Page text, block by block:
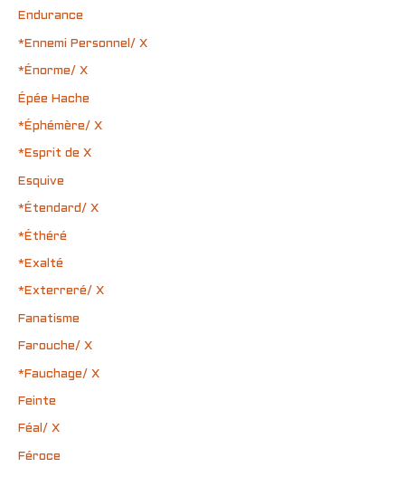
Endurance
*Ennemi Personnel/ X
*Énorme/ X
Épée Hache
*Éphémère/ X
*Esprit de X
Esquive
*Étendard/ X
*Éthéré
*Exalté
*Exterreré/ X
Fanatisme
Farouche/ X
*Fauchage/ X
Feinte
Féal/ X
Féroce